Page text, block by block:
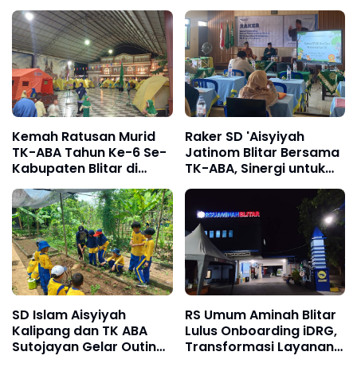
Karakter
Camp dan PASTA
Kemah Ratusan Murid
TK-ABA Tahun Ke-6 Se-
Kabupaten Blitar di
Wisata Kampung Coklat
Raker SD 'Aisyiyah
Jatinom Blitar Bersama
TK-ABA, Sinergi untuk
Meningkatkan
Keunggulan Sekolah
SD Islam Aisyiyah
Kalipang dan TK ABA
Sutojayan Gelar Outing
RS Umum Aminah Blitar
Lulus Onboarding iDRG,
Transformasi Layanan